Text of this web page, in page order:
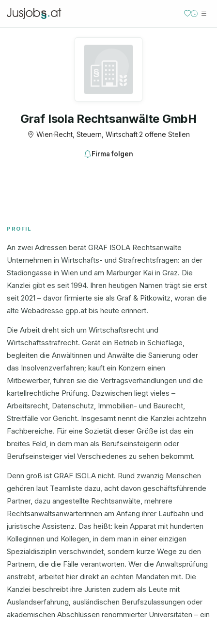
Graf Isola Rechtsanwälte GmbH
Wien·Recht, Steuern, Wirtschaft·2 offene Stellen
Firma folgen
PROFIL
An zwei Adressen berät GRAF ISOLA Rechtsanwälte
Unternehmen in Wirtschafts- und Strafrechtsfragen: an der
Stadiongasse in Wien und am Marburger Kai in Graz. Die
Kanzlei gibt es seit 1994. Ihren heutigen Namen trägt sie erst
seit 2021 – davor firmierte sie als Graf & Pitkowitz, woran die
alte Webadresse gpp.at bis heute erinnert.
Die Arbeit dreht sich um Wirtschaftsrecht und
Wirtschaftsstrafrecht. Gerät ein Betrieb in Schieflage,
begleiten die Anwältinnen und Anwälte die Sanierung oder
das Insolvenzverfahren; kauft ein Konzern einen
Mitbewerber, führen sie die Vertragsverhandlungen und die
kartellrechtliche Prüfung. Dazwischen liegt vieles –
Arbeitsrecht, Datenschutz, Immobilien- und Baurecht,
Streitfälle vor Gericht. Insgesamt nennt die Kanzlei achtzehn
Fachbereiche. Für eine Sozietät dieser Größe ist das ein
breites Feld, in dem man als Berufseinsteigerin oder
Berufseinsteiger viel Verschiedenes zu sehen bekommt.
Denn groß ist GRAF ISOLA nicht. Rund zwanzig Menschen
gehören laut Teamliste dazu, acht davon geschäftsführende
Partner, dazu angestellte Rechtsanwälte, mehrere
Rechtsanwaltsanwärterinnen am Anfang ihrer Laufbahn und
juristische Assistenz. Das heißt: kein Apparat mit hunderten
Kolleginnen und Kollegen, in dem man in einer einzigen
Spezialdisziplin verschwindet, sondern kurze Wege zu den
Partnern, die die Fälle verantworten. Wer die Anwaltsprüfung
anstrebt, arbeitet hier direkt an echten Mandaten mit. Die
Kanzlei beschreibt ihre Juristen zudem als Leute mit
Auslandserfahrung, ausländischen Berufszulassungen oder
akademischen Abschlüssen renommierter Universitäten – ein